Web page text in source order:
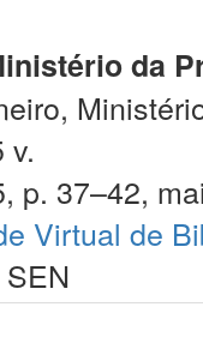
da
v.
p. 37–42,
Virtual de
SEN